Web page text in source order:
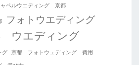
ペルウエディング 京都
フォトウエディング
ウエディング
グ 京都 フォトウェディング 費用